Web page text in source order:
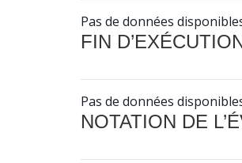
Pas de données
FIN
Pas de données
NOTATION DE